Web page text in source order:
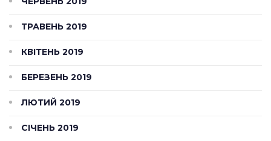
ТРАВЕНЬ 2019
КВІТЕНЬ 2019
БЕРЕЗЕНЬ 2019
ЛЮТИЙ 2019
СІЧЕНЬ 2019